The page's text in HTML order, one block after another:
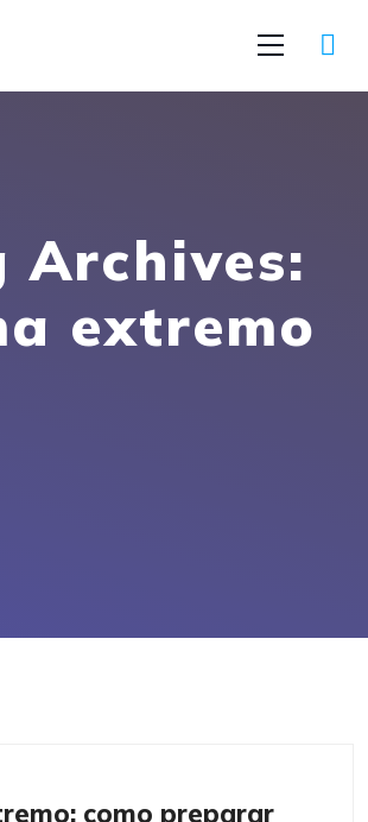
Archives:
extremo
como preparar